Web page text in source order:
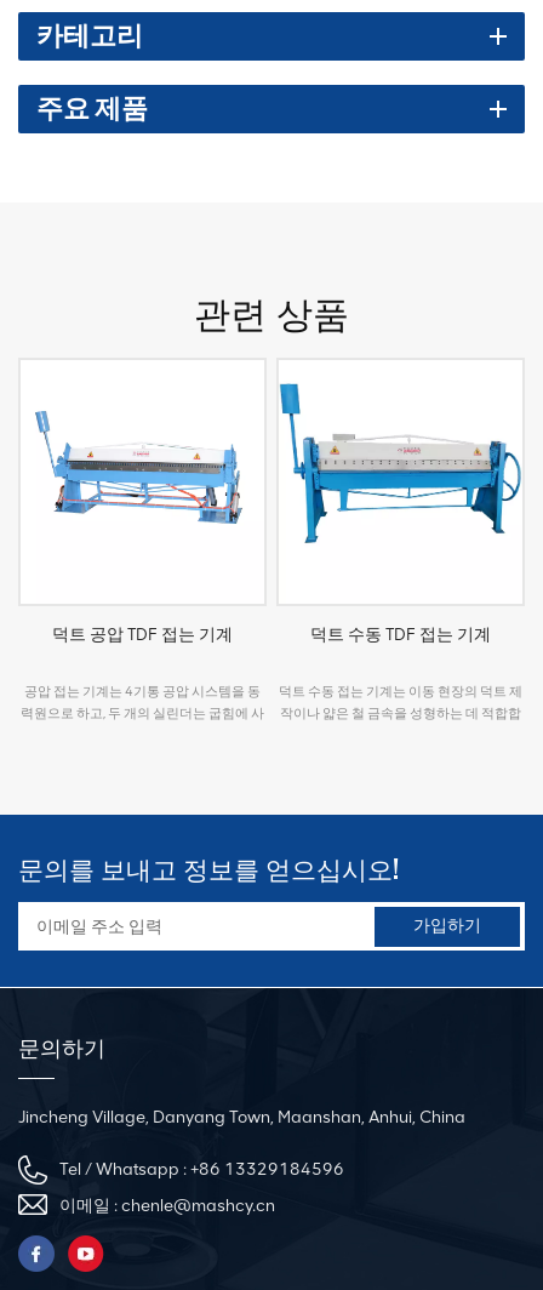
카테고리
주요 제품
관련 상품
덕트 공압 TDF 접는 기계
공압 접는 기계는 4기통 공압 시스템을 동
력원으로 하고, 두 개의 실린더는 굽힘에 사
덕트 수동 TDF 접는 기계
덕트 수동 접는 기계는 이동 현장의 덕트 제
작이나 얇은 철 금속을 성형하는 데 적합합
문의를 보내고 정보를 얻으십시오!
문의하기
Jincheng Village, Danyang Town, Maanshan, Anhui, China
Tel / Whatsapp :+86 13329184596
이메일 :chenle@mashcy.cn